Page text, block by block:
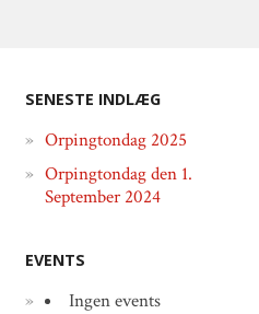
SENESTE INDLÆG
Orpingtondag 2025
Orpingtondag den 1.
September 2024
EVENTS
Ingen events